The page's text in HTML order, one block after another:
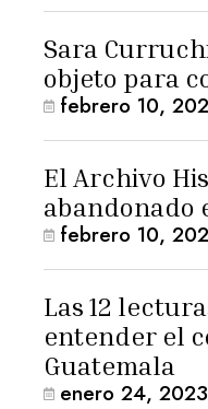
Sara
objeto para
febrero 10,
El Archivo
abandonado
febrero 10,
Las 12
entender el
Guatemala
enero 24, 2023